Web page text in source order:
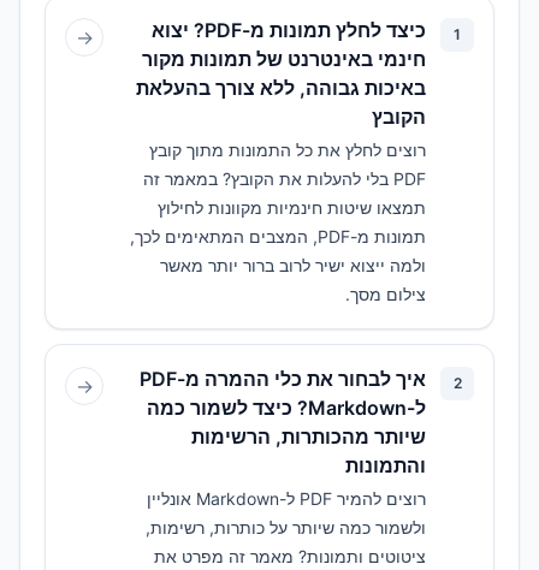
1
כיצד לחלץ תמונות מ-PDF? יצוא
חינמי באינטרנט של תמונות מקור
באיכות גבוהה, ללא צורך בהעלאת
הקובץ
רוצים לחלץ את כל התמונות מתוך קובץ
PDF בלי להעלות את הקובץ? במאמר זה
תמצאו שיטות חינמיות מקוונות לחילוץ
תמונות מ-PDF, המצבים המתאימים לכך,
ולמה ייצוא ישיר לרוב ברור יותר מאשר
צילום מסך.
→
2
איך לבחור את כלי ההמרה מ-PDF
ל-Markdown? כיצד לשמור כמה
שיותר מהכותרות, הרשימות
והתמונות
רוצים להמיר PDF ל-Markdown אונליין
ולשמור כמה שיותר על כותרות, רשימות,
ציטוטים ותמונות? מאמר זה מפרט את
→